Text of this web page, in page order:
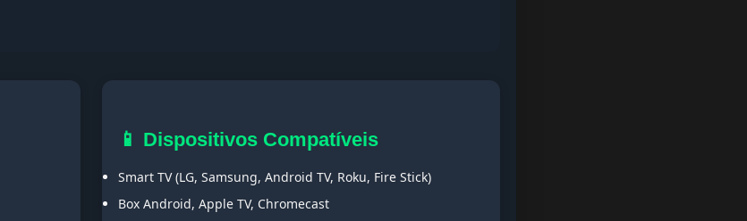
📱 Dispositivos Compatíveis
Smart TV (LG, Samsung, Android TV, Roku, Fire Stick)
Box Android, Apple TV, Chromecast